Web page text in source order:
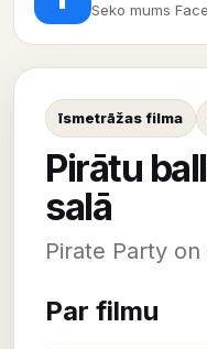
Seko mums
īsmetrāžas filma
Pirātu
salā
Pirate Party on
Par filmu